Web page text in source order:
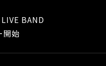
LIVE BAND
開始